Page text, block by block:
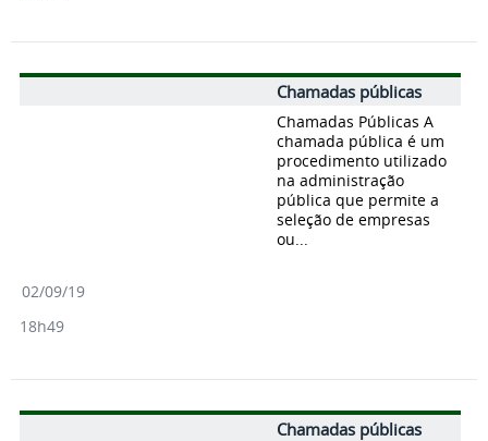
Chamadas públicas
Chamadas Públicas A
chamada pública é um
procedimento utilizado
na administração
pública que permite a
seleção de empresas
ou...
02/09/19
18h49
Chamadas públicas